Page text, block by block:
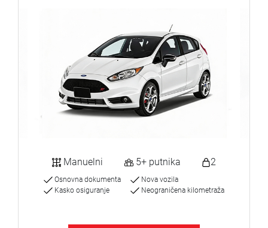
Manuelni 5+ putnika 2
Osnovna dokumenta
Kasko osiguranje
Nova vozila
Neograničena kilometraža